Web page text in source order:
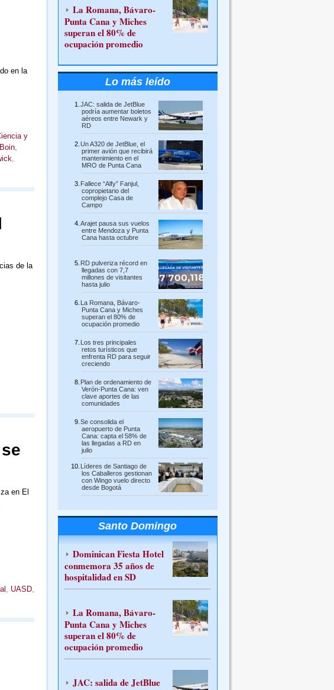
en la
y
,
,
de la
en El
, UASD,
La Romana, Bávaro-
Punta Cana y Miches
superan el 80% de
ocupación promedio
Lo más leído
JAC: salida de JetBlue
podría aumentar boletos
aéreos entre Newark y
RD
Un A320 de JetBlue, el
primer avión que recibirá
mantenimiento en el
MRO de Punta Cana
Fallece “Alfy” Fanjul,
copropietario del
complejo Casa de
Campo
Arajet pausa sus vuelos
entre Mendoza y Punta
Cana hasta octubre
RD pulveriza récord en
llegadas con 7,7
millones de visitantes
hasta julio
La Romana, Bávaro-
Punta Cana y Miches
superan el 80% de
ocupación promedio
Los tres principales
retos turísticos que
enfrenta RD para seguir
creciendo
Plan de ordenamiento de
Verón-Punta Cana: ven
clave aportes de las
comunidades
Se consolida el
aeropuerto de Punta
Cana: capta el 58% de
las llegadas a RD en
julio
Líderes de Santiago de
los Caballeros gestionan
con Wingo vuelo directo
desde Bogotá
Santo Domingo
Dominican Fiesta Hotel
conmemora 35 años de
hospitalidad en SD
La Romana, Bávaro-
Punta Cana y Miches
superan el 80% de
ocupación promedio
JAC: salida de JetBlue